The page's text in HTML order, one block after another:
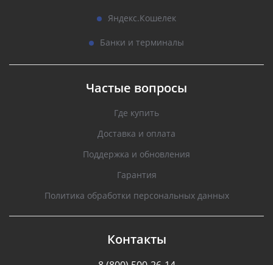
Яндекс.Кошелек
Банки и терминалы
Частые вопросы
Где купить
Доставка и оплата
Поддержка и обновления
Гарантия
Политика обработки персональных данных
Контакты